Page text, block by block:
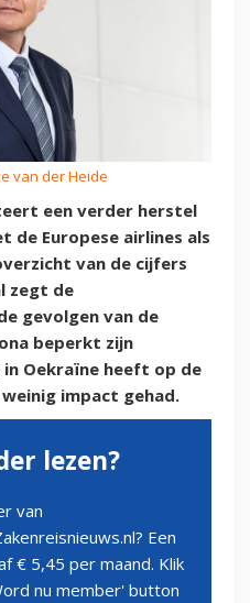
van der Heide
een verder herstel
de Europese airlines als
van de cijfers
zegt de
gevolgen van de
beperkt zijn
Oekraïne heeft op de
impact gehad.
lezen?
van
Een
€ 5,45 per maand. Klik
nu member' button